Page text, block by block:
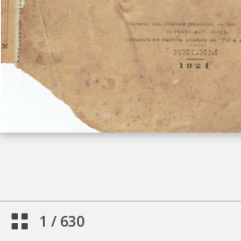
1 / 630